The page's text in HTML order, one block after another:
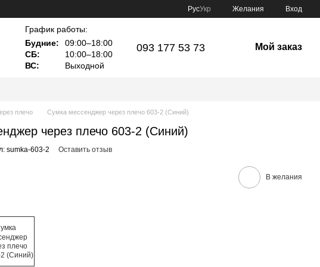
РусУкр Желания Вход
График работы:
Будние:
09:00–18:00
СБ:
10:00–18:00
ВС:
Выходной
093 177 53 73 Мой заказ
плечо Сумка мессенджер через плечо 603-2 (Синий)
через плечо 603-2 (Синий)
sumka-603-2 Оставить отзыв
В желания